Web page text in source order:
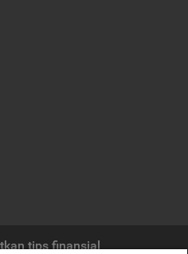
tips finansial